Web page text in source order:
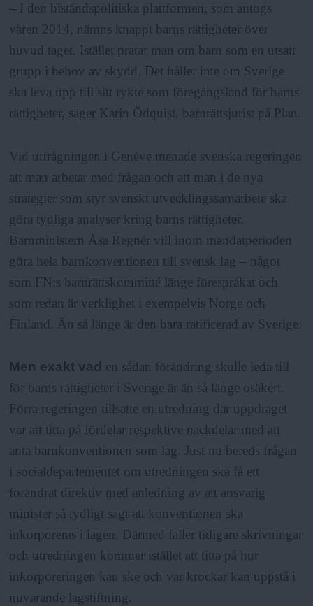
– I den biståndspolitiska plattformen, som antogs
våren 2014, nämns knappt barns rättigheter över
huvud taget. Istället pratar man om barn som en utsatt
grupp i behov av skydd. Det håller inte om Sverige
ska leva upp till sitt rykte som föregångsland för barns
rättigheter, säger Karin Ödquist, barnrättsjurist på Plan.
Vid utfrågningen i Genève menade svenska regeringen
att man arbetar med frågan och att man i de nya
strategier som styr svenskt utvecklingssamarbete ska
göra tydliga analyser kring barns rättigheter.
Barnministern Åsa Regnér vill inom mandatperioden
göra hela barnkonventionen till svensk lag – något
som FN:s barnrättskommitté länge förespråkat och
som redan är verklighet i exempelvis Norge och
Finland. Än så länge är den bara ratificerad av Sverige.
Men exakt vad en sådan förändring skulle leda till
för barns rättigheter i Sverige är än så länge osäkert.
Förra regeringen tillsatte en utredning där uppdraget
var att titta på fördelar respektive nackdelar med att
anta barnkonventionen som lag. Just nu bereds frågan
i socialdepartementet om utredningen ska få ett
förändrat direktiv med anledning av att ansvarig
minister så tydligt sagt att konventionen ska
inkorporeras i lagen. Därmed faller tidigare skrivningar
och utredningen kommer istället att titta på hur
inkorporeringen kan ske och var krockar kan uppstå i
nuvarande lagstiftning.